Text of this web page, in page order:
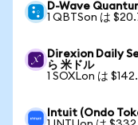
D-Wave
1 QBTSon は
Direxion Daily
ら 米ドル
1 SOXLon は
Intuit (Ondo